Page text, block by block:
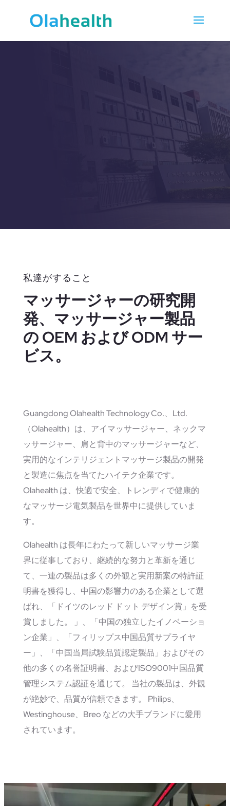
フィリップスマッサージ
私達がすること
マッサージャーの研究開
発、マッサージャー製品
の OEM および ODM サー
ビス。
Guangdong Olahealth Technology Co.、Ltd.
（Olahealth）は、アイマッサージャー、ネックマ
ッサージャー、肩と背中のマッサージャーなど、
実用的なインテリジェントマッサージ製品の開発
と製造に焦点を当てたハイテク企業です。
Olahealth は、快適で安全、トレンディで健康的
なマッサージ電気製品を世界中に提供していま
す。
Olahealth は長年にわたって新しいマッサージ業
界に従事しており、継続的な努力と革新を通じ
て、一連の製品は多くの外観と実用新案の特許証
明書を獲得し、中国の影響力のある企業として選
ばれ、「ドイツのレッド ドット デザイン賞」を受
賞しました。 」、「中国の独立したイノベーショ
ン企業」、「フィリップス中国品質サプライヤ
ー」、「中国当局試験品質認定製品」およびその
他の多くの名誉証明書、およびISO9001中国品質
管理システム認証を通じて。 当社の製品は、外観
が絶妙で、品質が信頼できます。 Philips、
Westinghouse、Breo などの大手ブランドに愛用
されています。